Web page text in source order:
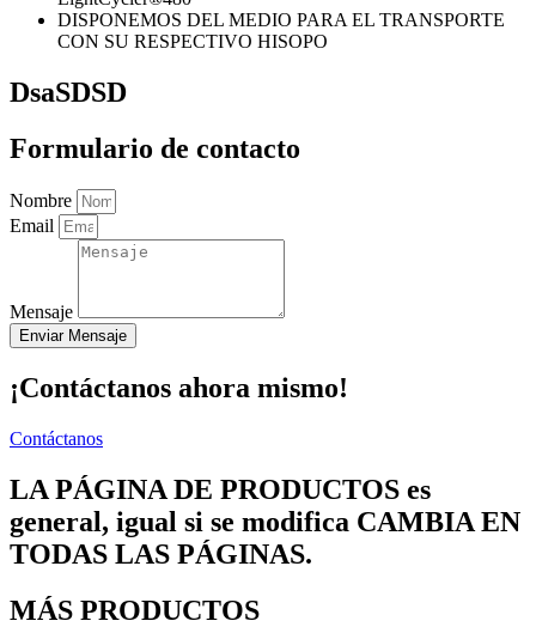
DISPONEMOS DEL MEDIO PARA EL TRANSPORTE
CON SU RESPECTIVO HISOPO
DsaSDSD
Formulario de contacto
Nombre
Email
Mensaje
Enviar Mensaje
¡Contáctanos ahora mismo!
Contáctanos
LA PÁGINA DE PRODUCTOS es
general, igual si se modifica CAMBIA EN
TODAS LAS PÁGINAS.
MÁS PRODUCTOS